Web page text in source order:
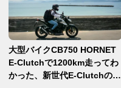
大型バイクCB750 HORNET
E-Clutchで1200km走ってわ
かった、新世代E-Clutchのメ